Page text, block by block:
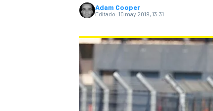
WEC FÓRMULA E
Adam Cooper
Editado: 10 may 2019, 13:31